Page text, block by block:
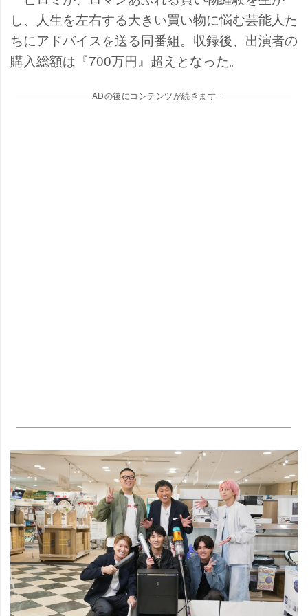
し、人生を左右する大きい買い物に悩む芸能人た
ちにアドバイスを送る同番組。収録後、出演者の
購入総額は『700万円』超えとなった。
ADの後にコンテンツが続きます